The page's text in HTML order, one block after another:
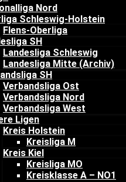
Nord
Schleswig-Holstein
Flens-Oberliga
SH
Landesliga Schleswig
Landesliga Mitte (Archiv)
SH
Verbandsliga Ost
Verbandsliga Nord
Verbandsliga West
Ligen
Kreis Holstein
Kreisliga M
Kreis Kiel
Kreisliga MO
Kreisklasse A – NO1